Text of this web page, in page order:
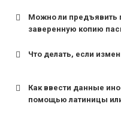
Можно ли предъявить
заверенную копию
Что делать, если
Как ввести данные
помощью латиницы